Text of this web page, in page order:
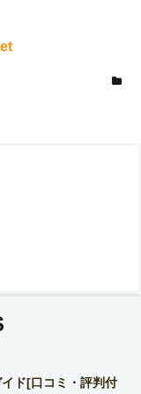
ド[口コミ・評判付